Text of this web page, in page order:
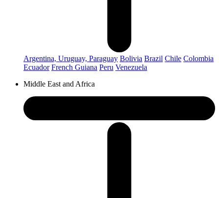
Argentina, Uruguay, Paraguay Bolivia Brazil Chile Colombia
Ecuador French Guiana Peru Venezuela
Middle East and Africa